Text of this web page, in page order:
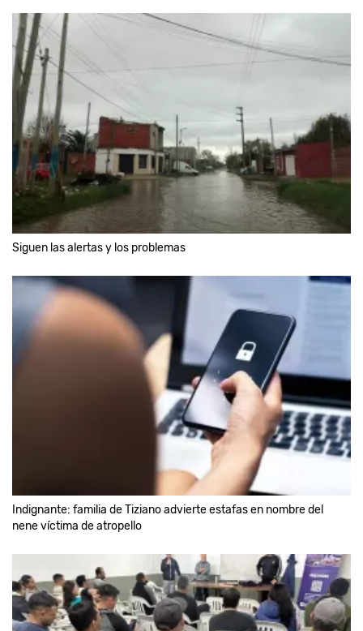
Siguen las alertas y los problemas
Indignante: familia de Tiziano advierte estafas en nombre del
nene víctima de atropello